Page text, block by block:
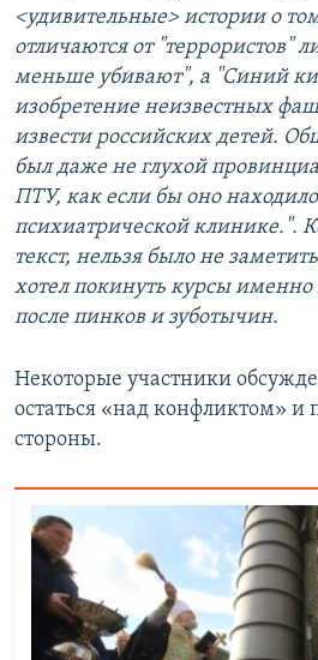
<удивительные> истории о
отличаются от "террористов"
меньше убивают", а "Синий
изобретение неизвестных
извести российских детей.
был даже не глухой
ПТУ, как если бы оно
психиатрической клинике.".
текст, нельзя было не
хотел покинуть курсы именно
после пинков и зуботычин.
Некоторые участники
остаться «над конфликтом» и
стороны.